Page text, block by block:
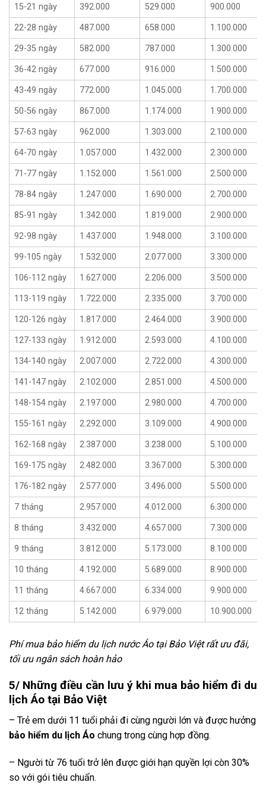
15-21 ngày 392.000 529.000 900.000
22-28 ngày 487.000 658.000 1.100.000
29-35 ngày 582.000 787.000 1.300.000
36-42 ngày 677.000 916.000 1.500.000
43-49 ngày 772.000 1.045.000 1.700.000
50-56 ngày 867.000 1.174.000 1.900.000
57-63 ngày 962.000 1.303.000 2.100.000
64-70 ngày 1.057.000 1.432.000 2.300.000
71-77 ngày 1.152.000 1.561.000 2.500.000
78-84 ngày 1.247.000 1.690.000 2.700.000
85-91 ngày 1.342.000 1.819.000 2.900.000
92-98 ngày 1.437.000 1.948.000 3.100.000
99-105 ngày 1.532.000 2.077.000 3.300.000
106-112 ngày 1.627.000 2.206.000 3.500.000
113-119 ngày 1.722.000 2.335.000 3.700.000
120-126 ngày 1.817.000 2.464.000 3.900.000
127-133 ngày 1.912.000 2.593.000 4.100.000
134-140 ngày 2.007.000 2.722.000 4.300.000
141-147 ngày 2.102.000 2.851.000 4.500.000
148-154 ngày 2.197.000 2.980.000 4.700.000
155-161 ngày 2.292.000 3.109.000 4.900.000
162-168 ngày 2.387.000 3.238.000 5.100.000
169-175 ngày 2.482.000 3.367.000 5.300.000
176-182 ngày 2.577.000 3.496.000 5.500.000
7 tháng 2.957.000 4.012.000 6.300.000
8 tháng 3.432.000 4.657.000 7.300.000
9 tháng 3.812.000 5.173.000 8.100.000
10 tháng 4.192.000 5.689.000 8.900.000
11 tháng 4.667.000 6.334.000 9.900.000
12 tháng 5.142.000 6.979.000 10.900.000
Phí mua bảo hiểm du lịch nước Áo tại Bảo Việt rất ưu đãi,
tối ưu ngân sách hoàn hảo
5/ Những điều cần lưu ý khi mua bảo hiểm đi du
lịch Áo tại Bảo Việt
– Trẻ em dưới 11 tuổi phải đi cùng người lớn và được hưởng
bảo hiểm du lịch Áo chung trong cùng hợp đồng.
– Người từ 76 tuổi trở lên được giới hạn quyền lợi còn 30%
so với gói tiêu chuẩn.